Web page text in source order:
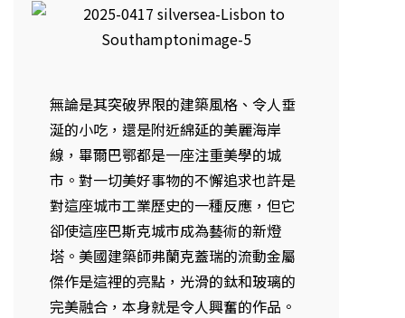
無論是其突破界限的建築風格、令人垂
涎的小吃，還是附近綿延的美麗海岸
線，畢爾巴鄂都是一座注重美學的城
市。對一切美好事物的不懈追求也許是
對這座城市工業歷史的一種反應，但它
卻使這座巴斯克城市成為藝術的新燈
塔。美國建築師弗蘭克蓋瑞的流動金屬
傑作是這裡的亮點，光滑的鈦和玻璃的
完美融合，本身就是令人興奮的作品。